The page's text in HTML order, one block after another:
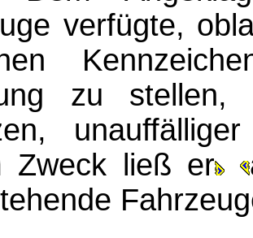
verfügte,
zu
Zweck ließ er